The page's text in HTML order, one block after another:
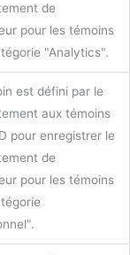
de
pour les témoins
"Analytics".
est défini par le
aux témoins
pour enregistrer le
de
pour les témoins